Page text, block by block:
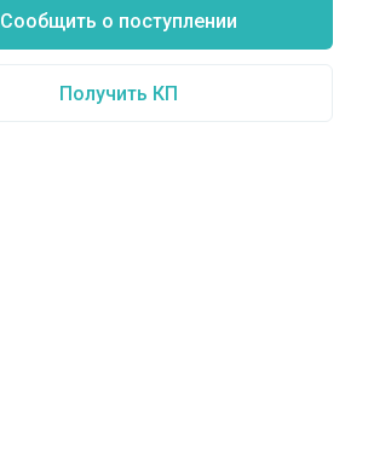
Сообщить о поступлении
Получить КП